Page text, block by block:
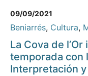
09/09/2021
Beniarrés, Cultura,
La Cova de
temporada con
Interpretación